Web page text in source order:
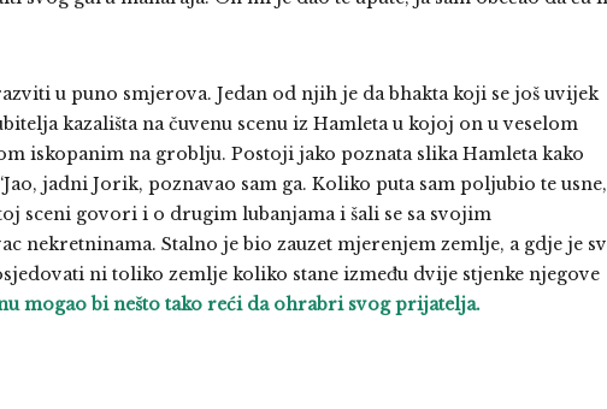
u puno smjerova. Jedan od njih je da bhakta koji se još uvijek
kazališta na čuvenu scenu iz Hamleta u kojoj on u veselom
iskopanim na groblju. Postoji jako poznata slika Hamleta kako
jadni Jorik, poznavao sam ga. Koliko puta sam poljubio te usne,
sceni govori i o drugim lubanjama i šali se sa svojim
nekretninama. Stalno je bio zauzet mjerenjem zemlje, a gdje je
ni toliko zemlje koliko stane između dvije stjenke njegove
mogao bi nešto tako reći da ohrabri svog prijatelja.